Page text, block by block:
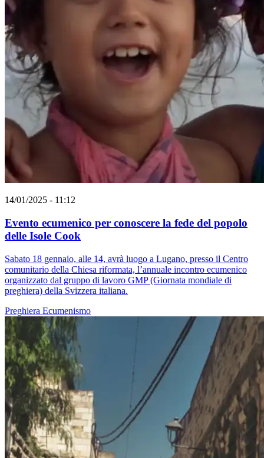
14/01/2025 - 11:12
Evento ecumenico per conoscere la fede del popolo
delle Isole Cook
Sabato 18 gennaio, alle 14, avrà luogo a Lugano, presso il Centro
comunitario della Chiesa riformata, l’annuale incontro ecumenico
organizzato dal gruppo di lavoro GMP (Giornata mondiale di
preghiera) della Svizzera italiana.
Preghiera Ecumenismo